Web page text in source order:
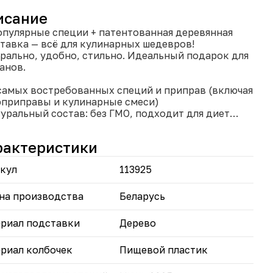
специи + патентованная деревянная
— всё для кулинарных шедевров!
удобно, стильно. Идеальный подарок для
востребованных специй и приправ (включая
и кулинарные смеси)
состав: без ГМО, подходит для диет
эко-подставка из дерева с тремя
— удобное хранение и доступ
использование: дома, на пикнике, на
подарочной упаковке — подойдёт для
повода.
(ключевые специи):
113925
производства Беларусь
подставки Дерево
колбочек Пищевой пластик